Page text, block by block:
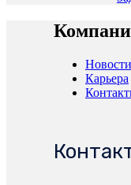
Карьера